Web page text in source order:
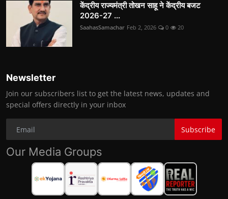
केंद्रीय राज्यमंत्री तोखन साहू ने केंद्रीय बजट
2026-27 ...
SaahasSamachar Feb 2, 2026 0 20
Newsletter
Join our subscribers list to get the latest news, updates and
special offers directly in your inbox
Subscribe
Our Media Groups